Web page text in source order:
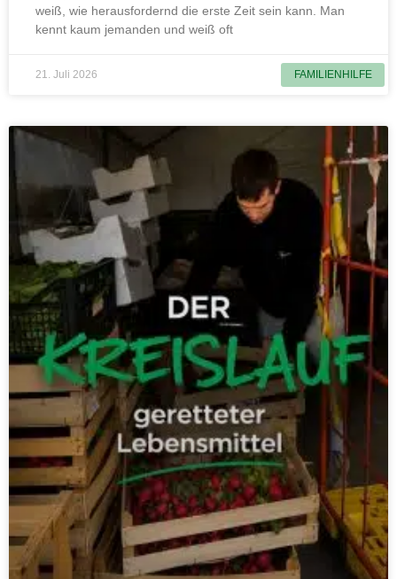
FAMILIENHILFE
weiß, wie herausfordernd die erste Zeit sein kann. Man
kennt kaum jemanden und weiß oft
21. Juli 2026